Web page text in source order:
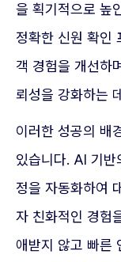
을 획기적으로 높
정확한 신원 확인
객 경험을 개선하
뢰성을 강화하는
이러한 성공의 배
있습니다. AI 기
정을 자동화하여
자 친화적인 경험
애받지 않고 빠른